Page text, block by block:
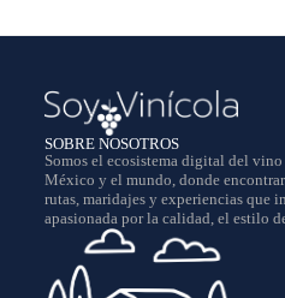
SOBRE NOSOTROS
Somos el ecosistema digital del
México y el mundo, donde
rutas, maridajes y experiencias que
apasionada por la calidad, el estilo